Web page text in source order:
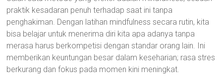
praktik kesadaran penuh terhadap saat ini tanpa
penghakiman. Dengan latihan mindfulness secara rutin, kita
bisa belajar untuk menerima diri kita apa adanya tanpa
merasa harus berkompetisi dengan standar orang lain. Ini
memberikan keuntungan besar dalam keseharian; rasa stres
berkurang dan fokus pada momen kini meningkat.